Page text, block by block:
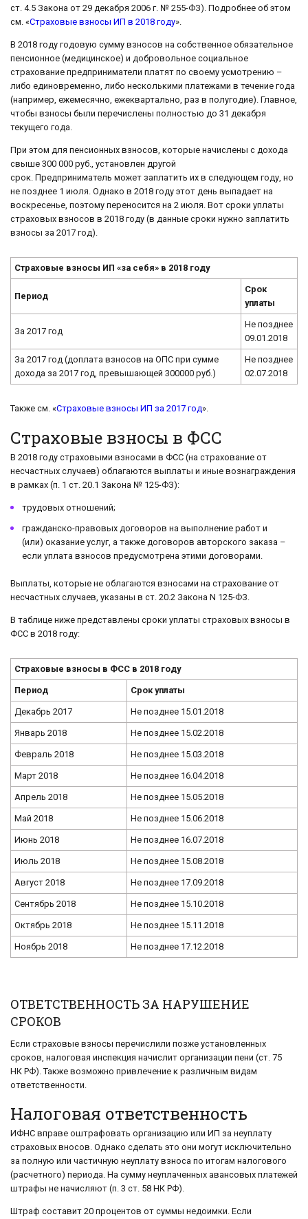
ст. 4.5 Закона от 29 декабря 2006 г. № 255-ФЗ). Подробнее об этом
см. «Страховые взносы ИП в 2018 году».
В 2018 году годовую сумму взносов на собственное обязательное
пенсионное (медицинское) и добровольное социальное
страхование предприниматели платят по своему усмотрению –
либо единовременно, либо несколькими платежами в течение года
(например, ежемесячно, ежеквартально, раз в полугодие). Главное,
чтобы взносы были перечислены полностью до 31 декабря
текущего года.
При этом для пенсионных взносов, которые начислены с дохода
свыше 300 000 руб., установлен другой
срок. Предприниматель может заплатить их в следующем году, но
не позднее 1 июля. Однако в 2018 году этот день выпадает на
воскресенье, поэтому переносится на 2 июля. Вот сроки уплаты
страховых взносов в 2018 году (в данные сроки нужно заплатить
взносы за 2017 год).
Страховые взносы ИП «за себя» в 2018 году
Период
Срок
уплаты
За 2017 год
Не позднее
09.01.2018
За 2017 год (доплата взносов на ОПС при сумме
дохода за 2017 год, превышающей 300000 руб.)
Не позднее
02.07.2018
Также см. «Страховые взносы ИП за 2017 год».
Страховые взносы в ФСС
В 2018 году страховыми взносами в ФСС (на страхование от
несчастных случаев) облагаются выплаты и иные вознаграждения
в рамках (п. 1 ст. 20.1 Закона № 125-ФЗ):
трудовых отношений;
гражданско-правовых договоров на выполнение работ и
(или) оказание услуг, а также договоров авторского заказа –
если уплата взносов предусмотрена этими договорами.
Выплаты, которые не облагаются взносами на страхование от
несчастных случаев, указаны в ст. 20.2 Закона N 125-ФЗ.
В таблице ниже представлены сроки уплаты страховых взносы в
ФСС в 2018 году:
Страховые взносы в ФСС в 2018 году
Период Срок уплаты
Декабрь 2017 Не позднее 15.01.2018
Январь 2018 Не позднее 15.02.2018
Февраль 2018 Не позднее 15.03.2018
Март 2018 Не позднее 16.04.2018
Апрель 2018 Не позднее 15.05.2018
Май 2018 Не позднее 15.06.2018
Июнь 2018 Не позднее 16.07.2018
Июль 2018 Не позднее 15.08.2018
Август 2018 Не позднее 17.09.2018
Сентябрь 2018 Не позднее 15.10.2018
Октябрь 2018 Не позднее 15.11.2018
Ноябрь 2018 Не позднее 17.12.2018
ОТВЕТСТВЕННОСТЬ ЗА НАРУШЕНИЕ
СРОКОВ
Если страховые взносы перечислили позже установленных
сроков, налоговая инспекция начислит организации пени (ст. 75
НК РФ). Также возможно привлечение к различным видам
ответственности.
Налоговая ответственность
ИФНС вправе оштрафовать организацию или ИП за неуплату
страховых вносов. Однако сделать это они могут исключительно
за полную или частичную неуплату взноса по итогам налогового
(расчетного) периода. На сумму неуплаченных авансовых платежей
штрафы не начисляют (п. 3 ст. 58 НК РФ).
Штраф составит 20 процентов от суммы недоимки. Если